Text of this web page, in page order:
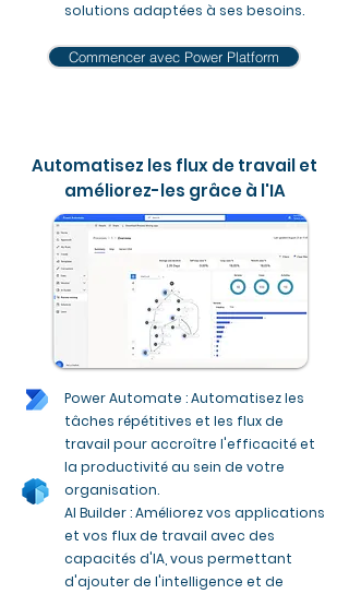
solutions adaptées à ses besoins.
Commencer avec Power Platform
Automatisez les flux de travail et
améliorez-les grâce à l'IA
Power Automate : Automatisez les
tâches répétitives et les flux de
travail pour accroître l'efficacité et
la productivité au sein de votre
organisation.
AI Builder : Améliorez vos applications
et vos flux de travail avec des
capacités d'IA, vous permettant
d'ajouter de l'intelligence et de